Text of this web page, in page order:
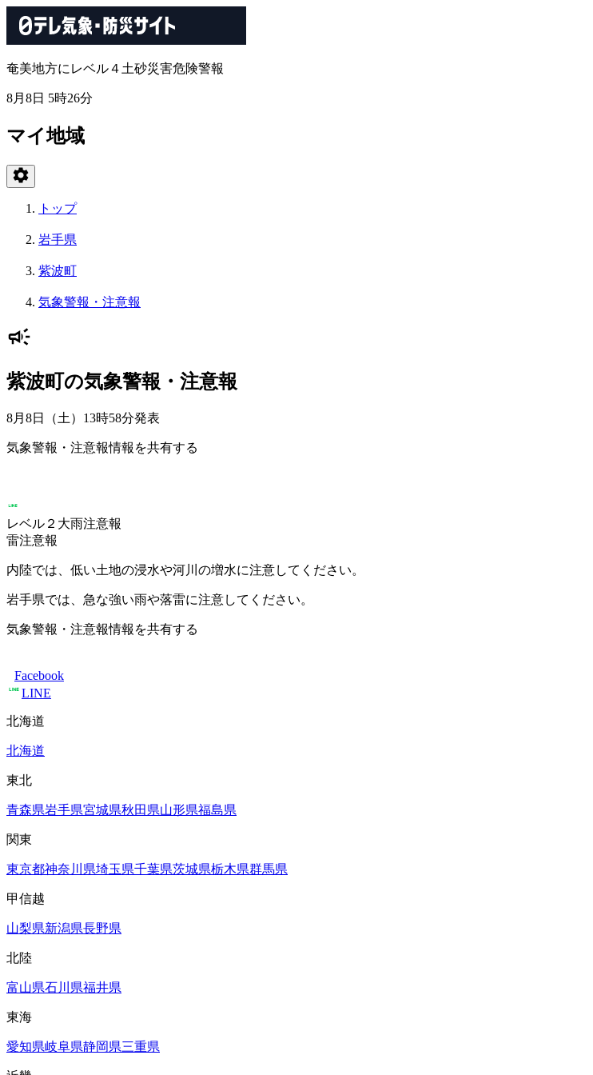
奄美地方にレベル４土砂災害危険警報
8月8日 5時26分
マイ地域
トップ
岩手県
紫波町
気象警報・注意報
紫波町の気象警報・注意報
8月8日（土）13時58分発表
気象警報・注意報情報を共有する
レベル２大雨注意報
雷注意報
内陸では、低い土地の浸水や河川の増水に注意してください。
岩手県では、急な強い雨や落雷に注意してください。
気象警報・注意報情報を共有する
Facebook
LINE
北海道
北海道
東北
青森県岩手県宮城県秋田県山形県福島県
関東
東京都神奈川県埼玉県千葉県茨城県栃木県群馬県
甲信越
山梨県新潟県長野県
北陸
富山県石川県福井県
東海
愛知県岐阜県静岡県三重県